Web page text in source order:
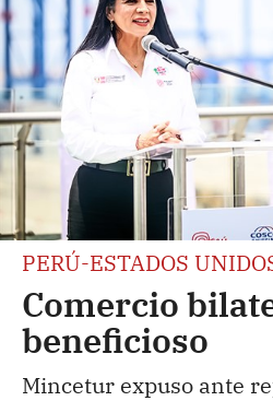
PERÚ-ESTADOS
Comercio
beneficioso
Mincetur expuso ante